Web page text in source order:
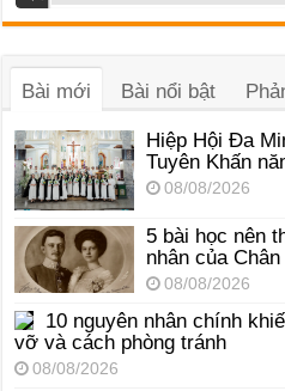
phát
âm
Bài mới Bài nổi bật
Hiệp Hội Đa
Tuyên Khấn
08/08/2026
5 bài học nên
nhân của
08/08/2026
10 nguyên nhân chính
vỡ và cách phòng tránh
08/08/2026